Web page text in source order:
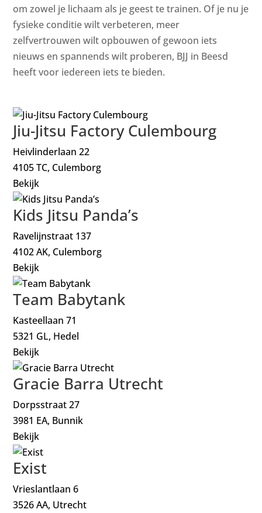
om zowel je lichaam als je geest te trainen. Of je nu je
fysieke conditie wilt verbeteren, meer
zelfvertrouwen wilt opbouwen of gewoon iets
nieuws en spannends wilt proberen, BJJ in Beesd
heeft voor iedereen iets te bieden.
Jiu-Jitsu Factory Culembourg
Heivlinderlaan 22
4105 TC, Culemborg
Bekijk
Kids Jitsu Panda’s
Ravelijnstraat 137
4102 AK, Culemborg
Bekijk
Team Babytank
Kasteellaan 71
5321 GL, Hedel
Bekijk
Gracie Barra Utrecht
Dorpsstraat 27
3981 EA, Bunnik
Bekijk
Exist
Vrieslantlaan 6
3526 AA, Utrecht